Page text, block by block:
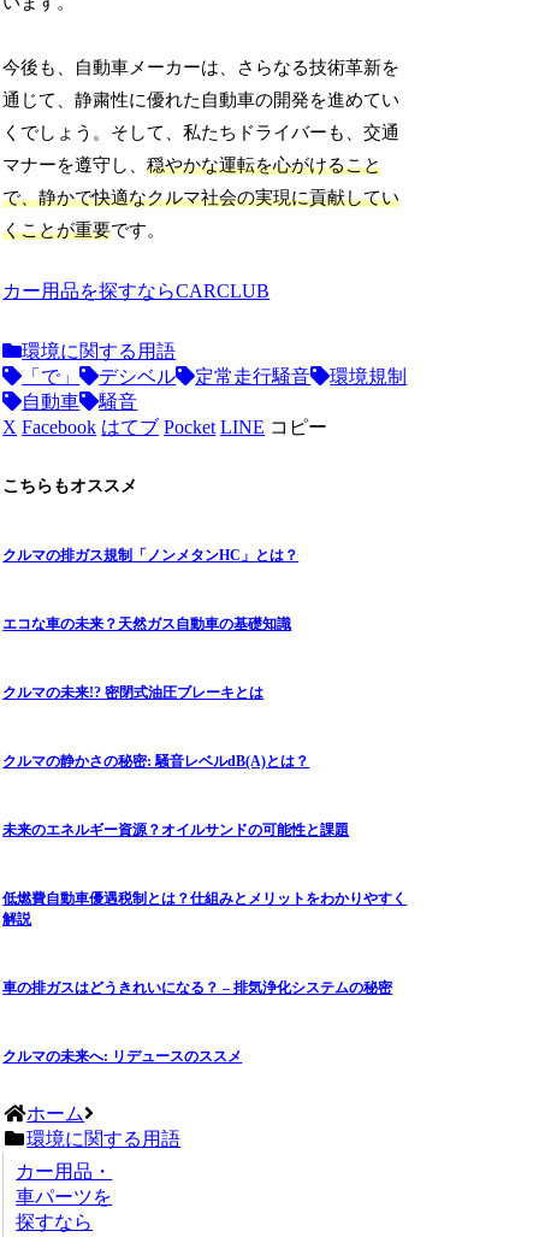
今後も、自動車メーカーは、さらなる技術革新を
通じて、静粛性に優れた自動車の開発を進めてい
くでしょう。そして、私たちドライバーも、交通
マナーを遵守し、穏やかな運転を心がけること
で、静かで快適なクルマ社会の実現に貢献してい
くことが重要です。
カー用品を探すならCARCLUB
環境に関する用語
「で」
デシベル 定常走行騒音
環境規制
自動車
騒音
X Facebook はてブ Pocket LINE コピー
こちらもオススメ
クルマの排ガス規制「ノンメタンHC」とは？
エコな車の未来？天然ガス自動車の基礎知識
クルマの未来!? 密閉式油圧ブレーキとは
クルマの静かさの秘密: 騒音レベルdB(A)とは？
未来のエネルギー資源？オイルサンドの可能性と課題
低燃費自動車優遇税制とは？仕組みとメリットをわかりやすく
解説
車の排ガスはどうきれいになる？ – 排気浄化システムの秘密
クルマの未来へ: リデュースのススメ
ホーム
環境に関する用語
カー用品・
車パーツを
探すなら